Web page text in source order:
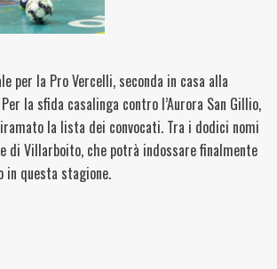
per la Pro Vercelli, seconda in casa alla
la sfida casalinga contro l’Aurora San Gillio,
la lista dei convocati. Tra i dodici nomi
di Villarboito, che potrà indossare finalmente
in questa stagione.